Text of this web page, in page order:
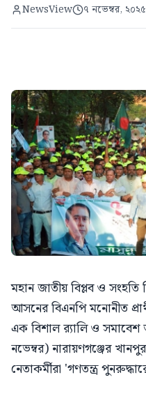
NewsView ৭ নভেম্বর,
মহান জাতীয় বিপ্লব ও
আসনের বিএনপি মনোনীত
এক বিশাল র‌্যালি ও সমাবেশ
নভেম্বর) নারায়ণগঞ্জের
নেতাকর্মীরা 'গণতন্ত্র